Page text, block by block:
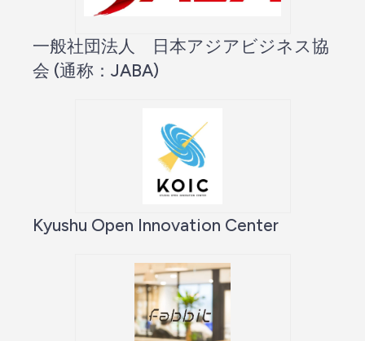
一般社団法人 日本アジアビジネス協
会 (通称：JABA)
Kyushu Open Innovation Center